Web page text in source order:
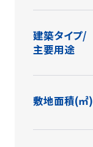
建築タイプ/
主要用途
敷地面積(㎡)